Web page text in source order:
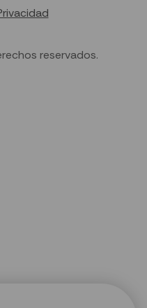
reservados.